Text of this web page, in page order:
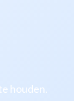
houden.